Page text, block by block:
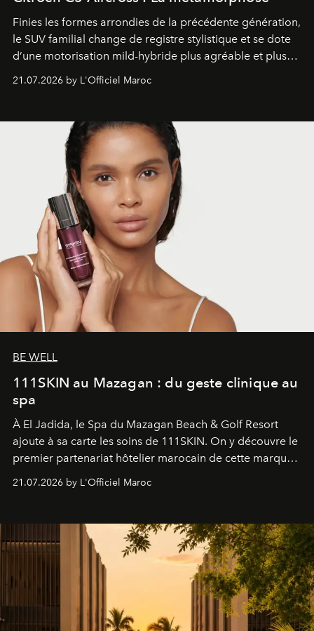
Finies les formes arrondies de la précédente génération,
le SUV familial change de registre stylistique et se dote
d’une motorisation mild-hybride plus agréable et plus
économe. à n’en pas douter, le nouveau C5 Aircross a
gagné en maturité.
21.07.2026 by L'Officiel Maroc
BE WELL
111SKIN au Mazagan : du geste clinique au
spa
À El Jadida, le Spa du Mazagan Beach & Golf Resort
ajoute à sa carte les soins de 111SKIN. On y découvre le
premier partenariat hôtelier marocain de cette marque
britannique, née dans un cabinet de chirurgie plastique
londonien et construite depuis autour d'un actif breveté,
21.07.2026 by L'Officiel Maroc